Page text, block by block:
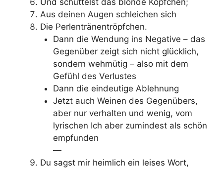
Aus deinen Augen schleichen sich
Die Perlentränentröpfchen.
Dann die Wendung ins Negative – das
Gegenüber zeigt sich nicht glücklich,
sondern wehmütig – also mit dem
Gefühl des Verlustes
Dann die eindeutige Ablehnung
Jetzt auch Weinen des Gegenübers,
aber nur verhalten und wenig, vom
lyrischen Ich aber zumindest als schön
empfunden
—
Du sagst mir heimlich ein leises Wort,